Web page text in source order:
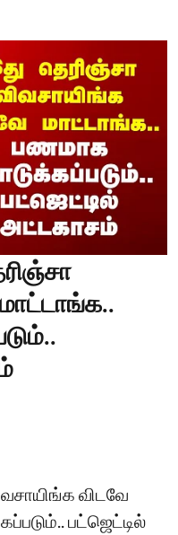
விடவே
பட்ஜெட்டில்